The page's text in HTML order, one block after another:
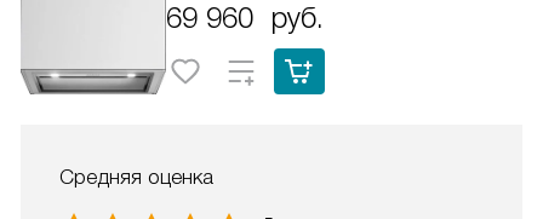
69 960 руб.
Средняя оценка